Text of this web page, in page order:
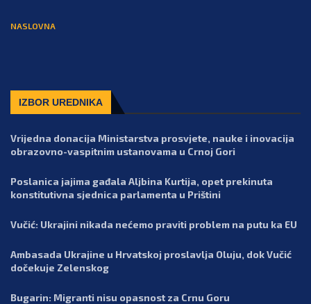
NASLOVNA
IZBOR UREDNIKA
Vrijedna donacija Ministarstva prosvjete, nauke i inovacija
obrazovno-vaspitnim ustanovama u Crnoj Gori
Poslanica jajima gađala Aljbina Kurtija, opet prekinuta
konstitutivna sjednica parlamenta u Prištini
Vučić: Ukrajini nikada nećemo praviti problem na putu ka EU
Ambasada Ukrajine u Hrvatskoj proslavlja Oluju, dok Vučić
dočekuje Zelenskog
Bugarin: Migranti nisu opasnost za Crnu Goru